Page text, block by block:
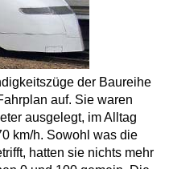
der Baureihe
auf. Sie waren
ausgelegt, im Alltag
km/h. Sowohl was die
hatten sie nichts mehr